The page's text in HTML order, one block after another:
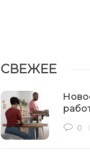
СВЕЖЕЕ
0